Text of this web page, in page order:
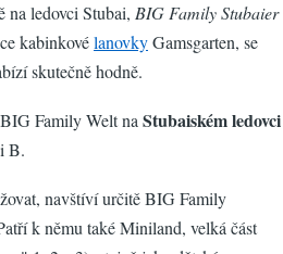
na ledovci Stubai, BIG Family Stubaier
kabinkovélanovkyGamsgarten, se
skutečně hodně.
Family Welt na Stubaiském ledovci
B.
navštíví určitě BIG Family
k němu také Miniland, velká část